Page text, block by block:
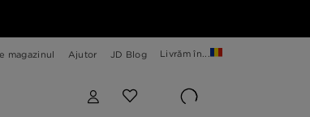
magazinul Ajutor JD Blog Livrăm în...